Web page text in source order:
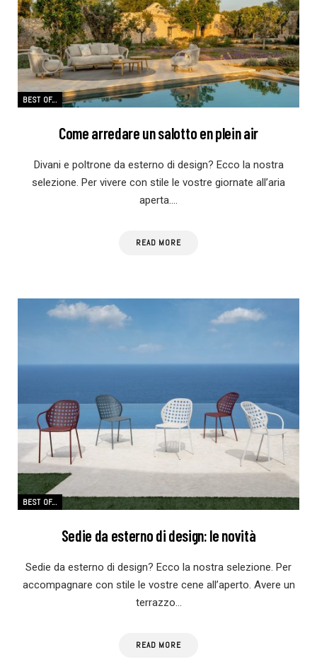
BEST OF...
Come arredare un salotto en plein air
Divani e poltrone da esterno di design? Ecco la nostra
selezione. Per vivere con stile le vostre giornate all’aria
aperta.…
READ MORE
BEST OF...
Sedie da esterno di design: le novità
Sedie da esterno di design? Ecco la nostra selezione. Per
accompagnare con stile le vostre cene all’aperto. Avere un
terrazzo…
READ MORE